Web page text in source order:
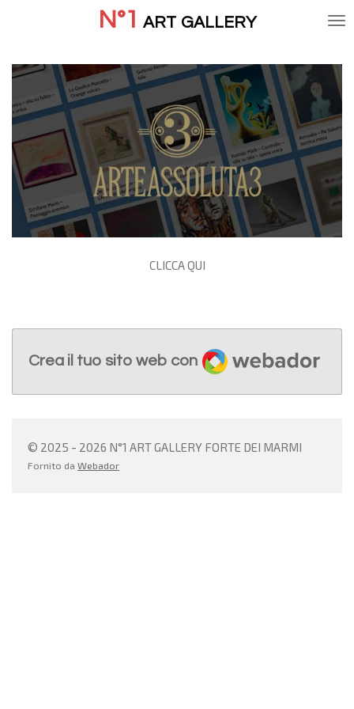
principale
N°1 ART GALLERY
CLICCA QUI
Crea il tuo sito web con
Webador
© 2025 - 2026 N°1 ART GALLERY FORTE DEI MARMI
Fornito da Webador